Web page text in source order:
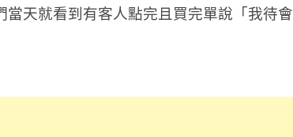
天就看到有客人點完且買完單說「我待會